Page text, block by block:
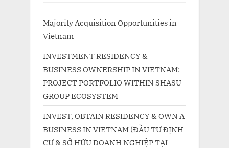
Majority Acquisition Opportunities in
Vietnam
INVESTMENT RESIDENCY &
BUSINESS OWNERSHIP IN VIETNAM:
PROJECT PORTFOLIO WITHIN SHASU
GROUP ECOSYSTEM
INVEST, OBTAIN RESIDENCY & OWN A
BUSINESS IN VIETNAM (ĐẦU TƯ ĐỊNH
CƯ & SỞ HỮU DOANH NGHIỆP TẠI